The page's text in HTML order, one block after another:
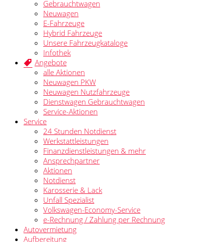
Gebrauchtwagen
Neuwagen
E-Fahrzeuge
Hybrid Fahrzeuge
Unsere Fahrzeugkataloge
Infothek
Angebote
alle Aktionen
Neuwagen PKW
Neuwagen Nutzfahrzeuge
Dienstwagen Gebrauchtwagen
Service-Aktionen
Service
24 Stunden Notdienst
Werkstattleistungen
Finanzdienstleistungen & mehr
Ansprechpartner
Aktionen
Notdienst
Karosserie & Lack
Unfall Spezialist
Volkswagen-Economy-Service
e-Rechnung / Zahlung per Rechnung
Autovermietung
Aufbereitung